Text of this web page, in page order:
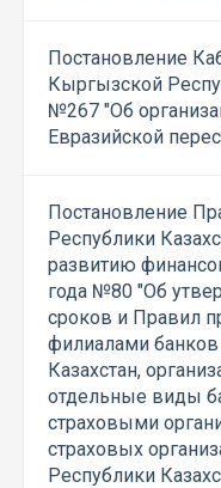
Постановление
Кыргызской
№267 "Об
Евразийской
Постановление
Республики
развитию
года №80 "Об
сроков и Правил
филиалами
Казахстан,
отдельные виды
страховыми
страховых
Республики